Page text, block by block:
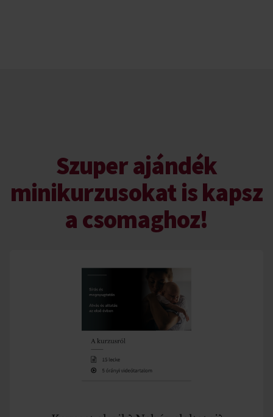
Szuper ajándék
minikurzusokat is kapsz
a csomaghoz!